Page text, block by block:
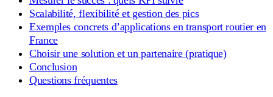
Scalabilité, flexibilité et gestion des pics
Exemples concrets d’applications en transport routier en
France
Choisir une solution et un partenaire (pratique)
Conclusion
Questions fréquentes